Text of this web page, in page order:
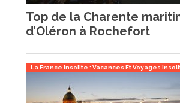
Top de la Charente
d’Oléron à Rochefort
La France Insolite : Vacances Et Voyages